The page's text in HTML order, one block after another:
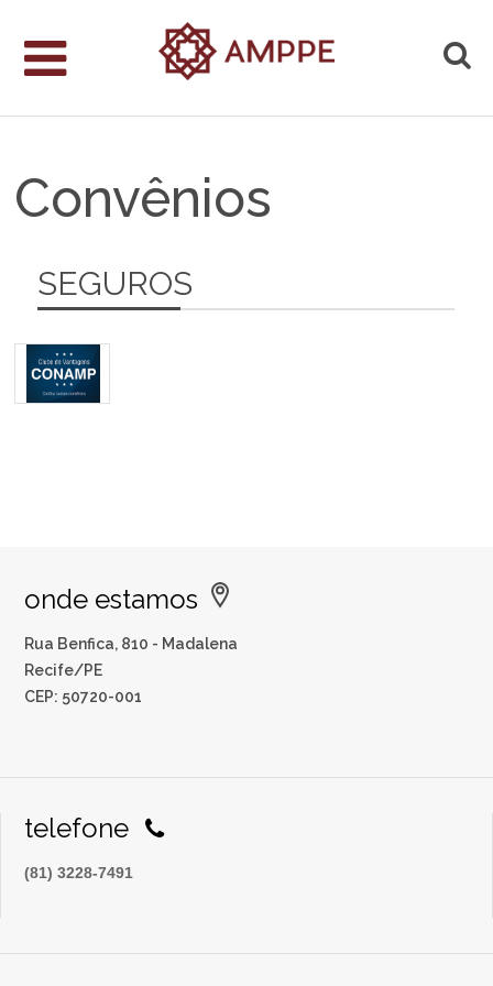
Convênios
SEGUROS
onde estamos
Rua Benfica, 810 - Madalena
Recife/PE
CEP: 50720-001
telefone
(81) 3228-7491